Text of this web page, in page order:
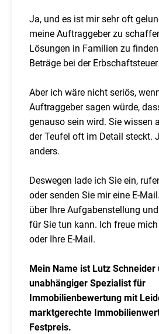
Ja, und es ist mir sehr oft
meine Auftraggeber zu
Lösungen in Familien zu
Beträge bei der
Aber ich wäre nicht seriös,
Auftraggeber sagen würde,
genauso sein wird. Sie wissen
der Teufel oft im Detail steckt.
anders.
Deswegen lade ich Sie ein,
oder senden Sie mir eine E-
über Ihre Aufgabenstellung
für Sie tun kann. Ich freue
oder Ihre E-Mail.
Mein Name ist Lutz Schneider
unabhängiger Spezialist für
Immobilienbewertung mit
marktgerechte
Festpreis.